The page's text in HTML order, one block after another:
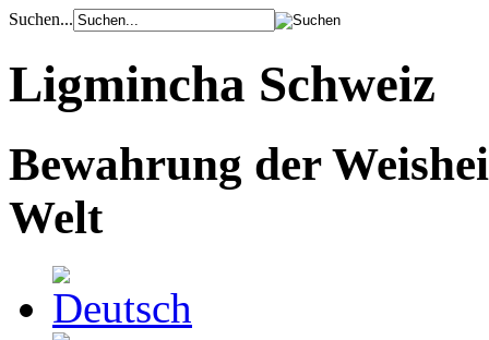
Suchen...
Ligmincha Schweiz
Bewahrung der
Welt